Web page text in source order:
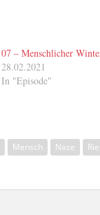
07 – Menschlicher
28.02.2021
In "Episode"
Mensch Nase